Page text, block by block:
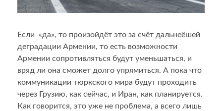
Если «да», то произойдёт это за счёт дальнеёшей
деградации Армении, то есть возможности
Армении сопротивляться будут уменьшаться, и
вряд ли она сможет долго упрямиться. А пока что
коммуникации тюркского мира будут проходить
через Грузию, как сейчас, и Иран, как планируется.
Как говорится, это уже не проблема, а всего лишь